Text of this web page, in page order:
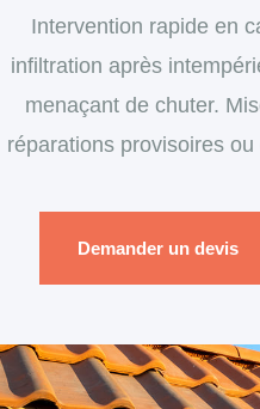
Intervention rapide en
infiltration après
menaçant de chuter.
réparations provisoires
Demander un devis